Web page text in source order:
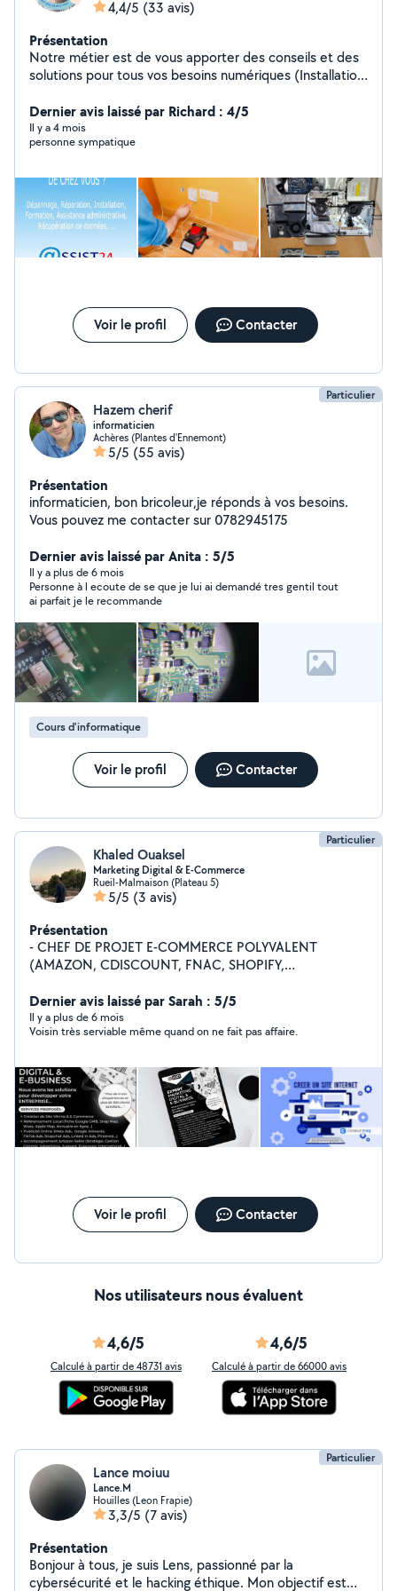
4,4/5 (33 avis)
Présentation
Notre métier est de vous apporter des conseils et des
solutions pour tous vos besoins numériques (Installation,
Avec l'aide de notre réseau de techniciens
informatiques et administratifs de confiance ASSIST24,
nous vous proposons d'intervenir en téléassistance (à
proposons aussi de gérer votre infrastructure de réseau
(Câblage , Wifi, Fibre ,...).
Dernier avis laissé par Richard : 4/5
Il y a 4 mois
personne sympatique
Voir le profil Contacter
Particulier
Hazem cherif
informaticien
Achères (Plantes d'Ennemont)
5/5 (55 avis)
Présentation
informaticien, bon bricoleur,je réponds à vos besoins.
Vous pouvez me contacter sur 0782945175
Dernier avis laissé par Anita : 5/5
Il y a plus de 6 mois
Personne à l ecoute de se que je lui ai demandé tres gentil tout
ai parfait je le recommande
Cours d'informatique
Voir le profil Contacter
Particulier
Khaled Ouaksel
Marketing Digital & E-Commerce
Rueil-Malmaison (Plateau 5)
5/5 (3 avis)
Présentation
- CHEF DE PROJET E-COMMERCE POLYVALENT
(AMAZON, CDISCOUNT, FNAC, SHOPIFY,
AMAZON ADS, YOUTUBE ADS, GOOGLE ADS,
FACEBOOK META ADS, LINKED IN ADS, TIK TOK ADS,
SNAPCHAT ADS - CRÉATION DE SITE - CRÉATION DE
RÉALISATION DE VIDÉO (TOURNAGE ET MONTAGE) -
CRÉATION DE FICHE GOOGLE MY BUSINESS -
FORMATEUR (AMAZON SELLER & VENDOR / AMAZON
ADS / GOOGLE ADS / WORDPRESS / SHOPIFY /
SOCIAL ADS : Facebook Ads, Youtube Ads, Tiktok ads,
SERVICES D'AIDES & DEPANNAGE - TRANSPORT &
LIVRAISON DE COLIS - CONCIERGERIE / REMISE DE
CLÉS LOGEMENT (airbnb, b&b)
Dernier avis laissé par Sarah : 5/5
Il y a plus de 6 mois
Voisin très serviable même quand on ne fait pas affaire.
Voir le profil Contacter
Nos utilisateurs nous évaluent
4,6/5
Calculé à partir de 48731 avis
4,6/5
Calculé à partir de 66000 avis
Particulier
Lance moiuu
Lance.M
Houilles (Leon Frapie)
3,3/5 (7 avis)
Présentation
Bonjour à tous, je suis Lens, passionné par la
cybersécurité et le hacking éthique. Mon objectif est